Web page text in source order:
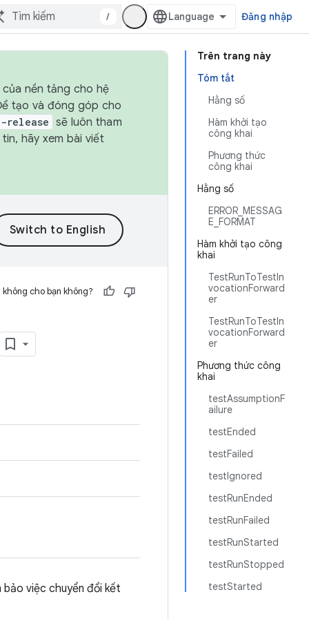
/ Đăng nhập
Trên trang này
Tóm tắt
Hằng số
Hàm khởi tạo
công khai
Phương thức
công khai
Hằng số
ERROR_MESSAG
E_FORMAT
Hàm khởi tạo công
khai
TestRunToTestIn
vocationForward
er
TestRunToTestIn
vocationForward
er
Phương thức công
khai
testAssumptionF
ailure
testEnded
testFailed
testIgnored
testRunEnded
testRunFailed
testRunStarted
testRunStopped
testStarted
nền tảng cho hệ
tạo và đóng góp cho
release sẽ luôn tham
hãy xem bài viết
cho bạn không?
bảo việc chuyển đổi kết